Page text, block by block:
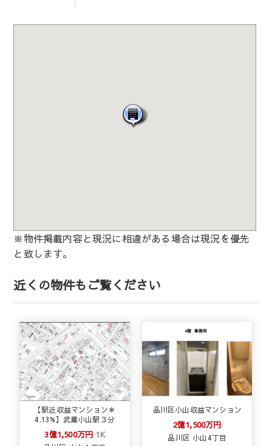
※物件掲載内容と現況に相違がある場合は現況を優先
と致します。
近くの物件もご覧ください
【駅近収益マンション＊
4.13%】武蔵小山駅３分
3億1,500万円 1K
品川区小山収益マンション
2億1,500万円
品川区 小山4丁目